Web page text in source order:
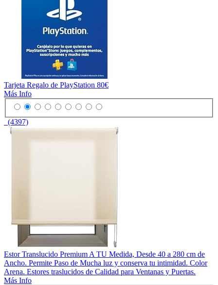
Tarjeta Regalo de PlayStation 80€
Más Info
(4397)
Estor Translucido Premium A TU Medida, Desde 40 a 280 cm de
Ancho. Permite Paso de Mucha luz y conserva tu intimidad. Color
Arena. Estores traslucidos de Calidad para Ventanas y Puertas.
Más Info